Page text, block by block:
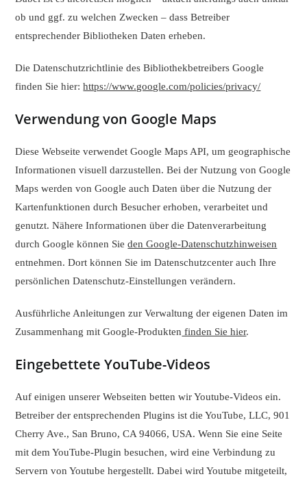
ob und ggf. zu welchen Zwecken – dass Betreiber
entsprechender Bibliotheken Daten erheben.
Die Datenschutzrichtlinie des Bibliothekbetreibers Google
finden Sie hier:https://www.google.com/policies/privacy/
Verwendung von Google Maps
Diese Webseite verwendet Google Maps API, um geographische
Informationen visuell darzustellen. Bei der Nutzung von Google
Maps werden von Google auch Daten über die Nutzung der
Kartenfunktionen durch Besucher erhoben, verarbeitet und
genutzt. Nähere Informationen über die Datenverarbeitung
durch Google können Sieden Google-Datenschutzhinweisen
entnehmen. Dort können Sie im Datenschutzcenter auch Ihre
persönlichen Datenschutz-Einstellungen verändern.
Ausführliche Anleitungen zur Verwaltung der eigenen Daten im
Zusammenhang mit Google-Produkten finden Sie hier.
Eingebettete YouTube-Videos
Auf einigen unserer Webseiten betten wir Youtube-Videos ein.
Betreiber der entsprechenden Plugins ist die YouTube, LLC, 901
Cherry Ave., San Bruno, CA 94066, USA. Wenn Sie eine Seite
mit dem YouTube-Plugin besuchen, wird eine Verbindung zu
Servern von Youtube hergestellt. Dabei wird Youtube mitgeteilt,